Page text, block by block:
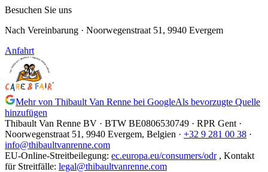
Besuchen Sie uns
Nach Vereinbarung · Noorwegenstraat 51, 9940 Evergem
Anfahrt
Mehr von Thibault Van Renne bei GoogleAls bevorzugte Quelle
hinzufügen
Thibault Van Renne BV · BTW BE0806530749 · RPR Gent ·
Noorwegenstraat 51, 9940 Evergem, Belgien · +32 9 281 00 38 ·
info@thibaultvanrenne.com
EU-Online-Streitbeilegung: ec.europa.eu/consumers/odr , Kontakt
für Streitfälle: legal@thibaultvanrenne.com